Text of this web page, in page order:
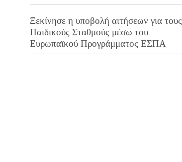
Ξεκίνησε η υποβολή αιτήσεων για τους
Παιδικούς Σταθμούς μέσω του
Ευρωπαϊκού Προγράμματος ΕΣΠΑ